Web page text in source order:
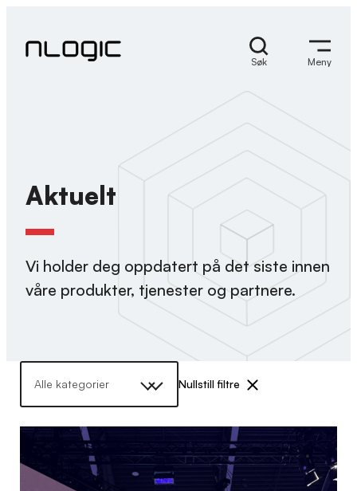
innhold
Søk Meny
Aktuelt
Vi holder deg oppdatert på det siste innen
våre produkter, tjenester og partnere.
Nullstill filtre